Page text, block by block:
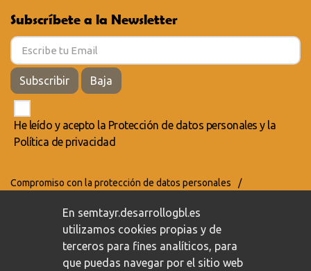
Subscríbete a la Newsletter
Subscribir Baja
He leído y acepto la Protección de datos personales y la
Política de privacidad
Compromiso con la protección de datos personales
/
En semtayr.desarrollogbl.es
utilizamos cookies propias y de
terceros para fines analíticos, para
que puedas navegar por el sitio web